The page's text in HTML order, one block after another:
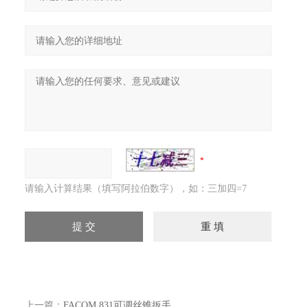
请输入计算结果（填写阿拉伯数字），如：三加四=7